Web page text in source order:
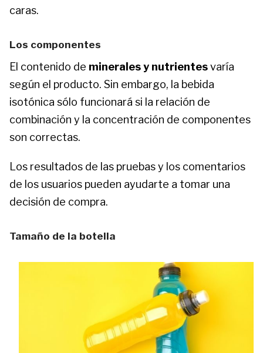
caras.
Los componentes
El contenido de minerales y nutrientesvaría
según el producto. Sin embargo, la bebida
isotónica sólo funcionará si la relación de
combinación y la concentración de componentes
son correctas.
Los resultados de las pruebas y los comentarios
de los usuarios pueden ayudarte a tomar una
decisión de compra.
Tamaño de la botella